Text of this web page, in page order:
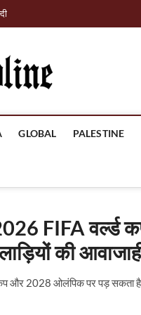
GLOBAL PALESTINE
FIFA
की आवाजाही